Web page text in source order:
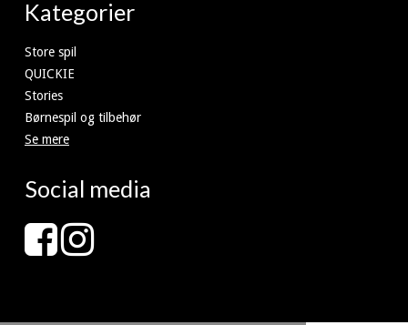
Kategorier
Store spil
QUICKIE
Stories
Børnespil og tilbehør
Se mere
Social media